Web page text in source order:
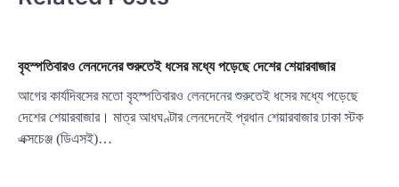
বৃহস্পতিবারও লেনদেনের শুরুতেই ধসের মধ্যে পড়েছে দেশের শেয়ারবাজার
আগের কার্যদিবসের মতো বৃহস্পতিবারও লেনদেনের শুরুতেই ধসের মধ্যে পড়েছে
দেশের শেয়ারবাজার। মাত্র আধঘণ্টার লেনদেনেই প্রধান শেয়ারবাজার ঢাকা স্টক
এক্সচেঞ্জ (ডিএসই)…